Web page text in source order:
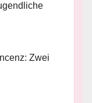
Zwei